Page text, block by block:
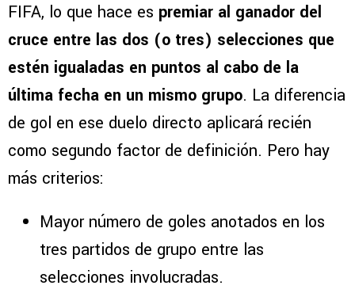
FIFA, lo que hace es premiar al ganador del
cruce entre las dos (o tres) selecciones que
estén igualadas en puntos al cabo de la
última fecha en un mismo grupo. La diferencia
de gol en ese duelo directo aplicará recién
como segundo factor de definición. Pero hay
más criterios:
Mayor número de goles anotados en los
tres partidos de grupo entre las
selecciones involucradas.